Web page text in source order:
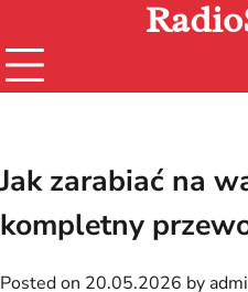
content
Jak zarabiać na
kompletny
Posted on 20.05.2026 by